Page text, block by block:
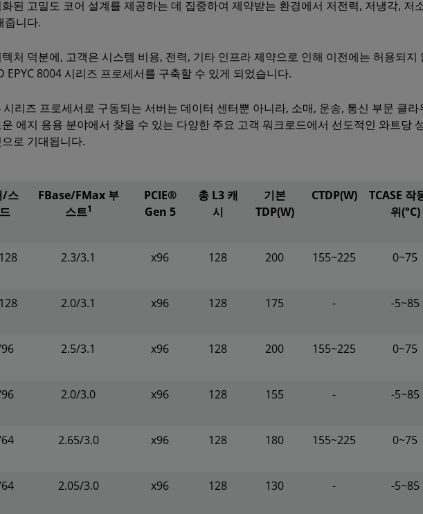
된 고밀도 코어 설계를 제공하는 데 집중하여 제약받는 환경에서 저전력, 저냉각, 저
줍니다.
처 덕분에, 고객은 시스템 비용, 전력, 기타 인프라 제약으로 인해 이전에는 허용되지
EPYC 8004 시리즈 프로세서를 구축할 수 있게 되었습니다.
시리즈 프로세서로 구동되는 서버는 데이터 센터뿐 아니라, 소매, 운송, 통신 부문 클라
에지 응용 분야에서 찾을 수 있는 다양한 주요 고객 워크로드에서 선도적인 와트당
로 기대됩니다.
/스
FBase/FMax 부
스트1
PCIE®
Gen 5
총 L3 캐
시
기본
TDP(W)
CTDP(W)
TCASE 작
위(°C)
2.3/3.1 x96 128 200 155~225 0~75
2.0/3.1 x96 128 175 - -5~85
2.5/3.1 x96 128 200 155~225 0~75
2.0/3.0 x96 128 155 - -5~85
2.65/3.0 x96 128 180 155~225 0~75
2.05/3.0 x96 128 130 - -5~85